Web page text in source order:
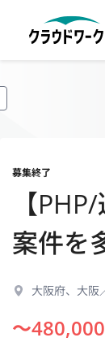
募集終了
【
案件を
大阪府、大阪
〜480,000